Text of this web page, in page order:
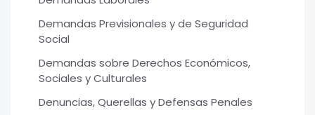
Demandas Previsionales y de Seguridad
Social
Demandas sobre Derechos Económicos,
Sociales y Culturales
Denuncias, Querellas y Defensas Penales